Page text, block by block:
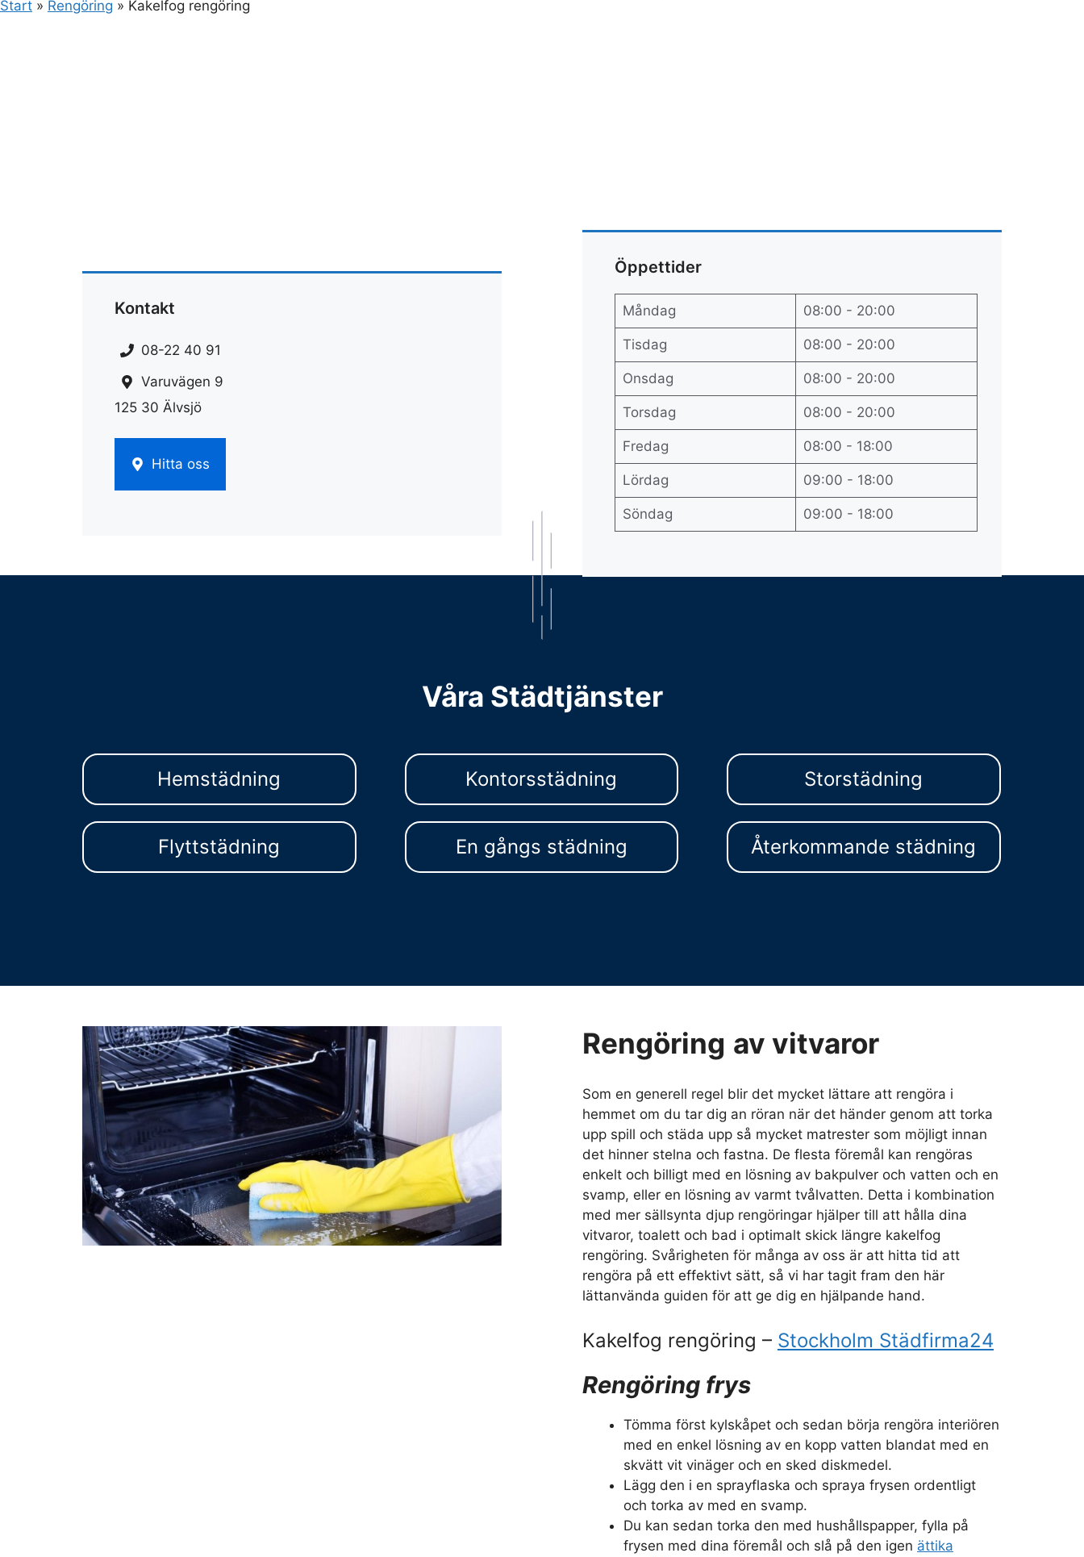
Start » Rengöring » Kakelfog rengöring
Kontakt
08-22 40 91
Varuvägen 9
125 30 Älvsjö
Hitta oss
Öppettider
Måndag 08:00 - 20:00
Tisdag 08:00 - 20:00
Onsdag 08:00 - 20:00
Torsdag 08:00 - 20:00
Fredag 08:00 - 18:00
Lördag 09:00 - 18:00
Söndag 09:00 - 18:00
Våra Städtjänster
Hemstädning Kontorsstädning Storstädning
Flyttstädning En gångs städning Återkommande städning
Rengöring av vitvaror
Som en generell regel blir det mycket lättare att rengöra i
hemmet om du tar dig an röran när det händer genom att torka
upp spill och städa upp så mycket matrester som möjligt innan
det hinner stelna och fastna. De flesta föremål kan rengöras
enkelt och billigt med en lösning av bakpulver och vatten och en
svamp, eller en lösning av varmt tvålvatten. Detta i kombination
med mer sällsynta djup rengöringar hjälper till att hålla dina
vitvaror, toalett och bad i optimalt skick längre kakelfog
rengöring. Svårigheten för många av oss är att hitta tid att
rengöra på ett effektivt sätt, så vi har tagit fram den här
lättanvända guiden för att ge dig en hjälpande hand.
Kakelfog rengöring – Stockholm Städfirma24
Rengöring frys
Tömma först kylskåpet och sedan börja rengöra interiören
med en enkel lösning av en kopp vatten blandat med en
skvätt vit vinäger och en sked diskmedel.
Lägg den i en sprayflaska och spraya frysen ordentligt
och torka av med en svamp.
Du kan sedan torka den med hushållspapper, fylla på
frysen med dina föremål och slå på den igen ättika